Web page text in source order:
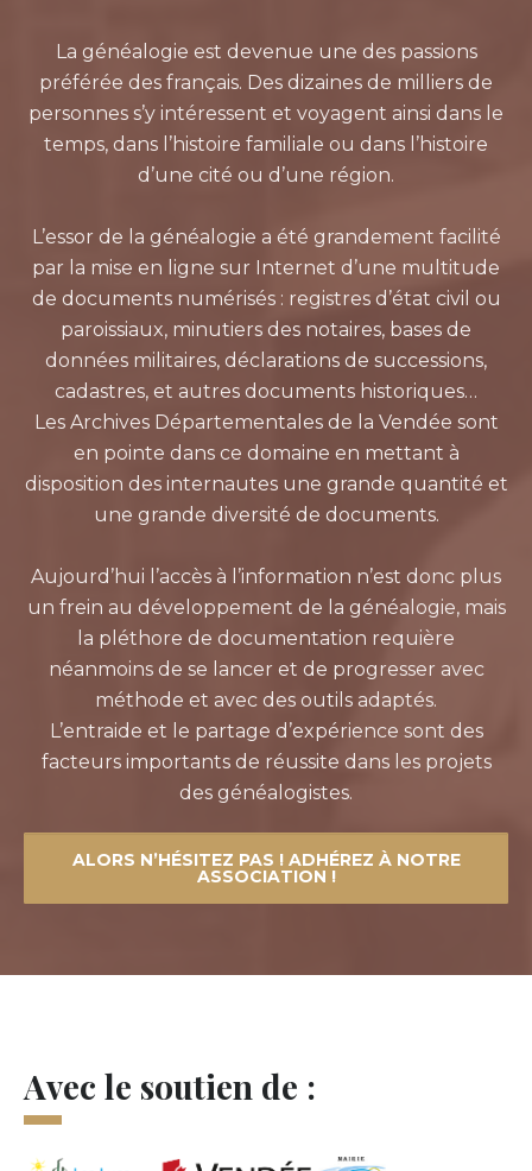
La généalogie est devenue une des passions
préférée des français. Des dizaines de milliers de
personnes s’y intéressent et voyagent ainsi dans le
temps, dans l’histoire familiale ou dans l’histoire
d’une cité ou d’une région.
L’essor de la généalogie a été grandement facilité
par la mise en ligne sur Internet d’une multitude
de documents numérisés : registres d’état civil ou
paroissiaux, minutiers des notaires, bases de
données militaires, déclarations de successions,
cadastres, et autres documents historiques…
Les Archives Départementales de la Vendée sont
en pointe dans ce domaine en mettant à
disposition des internautes une grande quantité et
une grande diversité de documents.
Aujourd’hui l’accès à l’information n’est donc plus
un frein au développement de la généalogie, mais
la pléthore de documentation requière
néanmoins de se lancer et de progresser avec
méthode et avec des outils adaptés.
L’entraide et le partage d’expérience sont des
facteurs importants de réussite dans les projets
des généalogistes.
ALORS N’HÉSITEZ PAS ! ADHÉREZ À NOTRE
ASSOCIATION !
Avec le soutien de :